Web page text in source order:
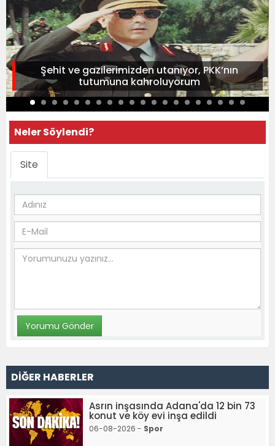
Şehit ve gazilerimizden utanıyor, PKK’nın
tutumuna kahroluyorum
Neler Söylendi?
Site
DİĞER HABERLER
Asrın inşasında Adana'da 12 bin 73
konut ve köy evi inşa edildi
06-08-2026 - Spor